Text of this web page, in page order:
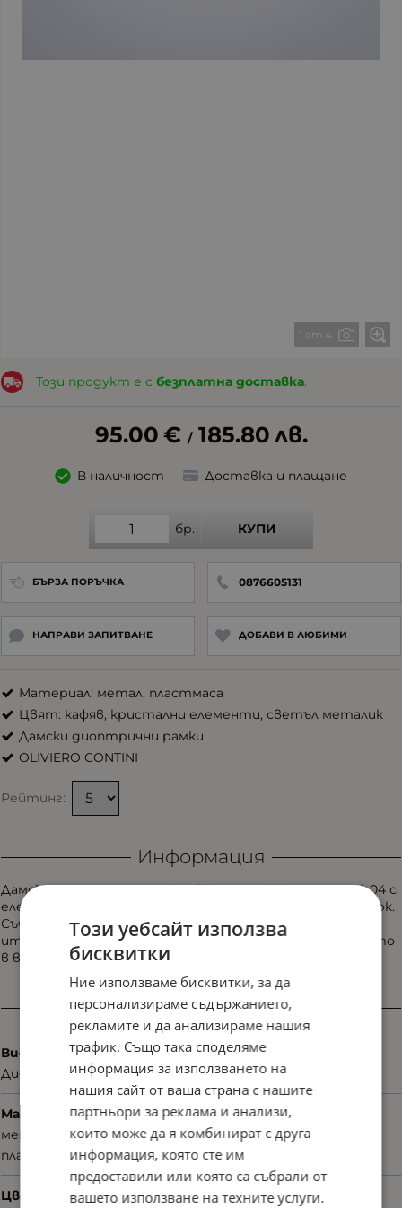
1 от 4
Този продукт е с безплатна доставка.
95.00 € / 185.80 лв.
В наличност Доставка и плащане
бр. КУПИ
БЪРЗА ПОРЪЧКА 0876605131
НАПРАВИ ЗАПИТВАНЕ ДОБАВИ В ЛЮБИМИ
Материал: метал, пластмаса
Цвят: кафяв, кристални елементи, светъл металик
Дамски диоптрични рамки
OLIVIERO CONTINI
Рейтинг:
Информация
Дамска диоптрична рамка Oliviero Contini OV4288 Col. 04 с
елегантно оформена конструкция и съвременен почерк.
Съчетава лекота, комфорт и характерната за
италианския дизайн способност да превръща семплото
в впечатляващо.
Характеристики
Вид
Диоптрични
Материал
метал
пластмаса
Цвят
Този уебсайт използва
бисквитки
Ние използваме бисквитки, за да
персонализираме съдържанието,
рекламите и да анализираме нашия
трафик. Също така споделяме
информация за използването на
нашия сайт от ваша страна с нашите
партньори за реклама и анализи,
които може да я комбинират с друга
информация, която сте им
предоставили или която са събрали от
вашето използване на техните услуги.